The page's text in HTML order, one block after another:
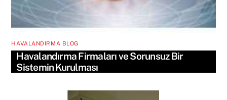
HAVALANDIRMA BLOG
Havalandırma Firmaları ve Sorunsuz Bir
Sistemin Kurulması